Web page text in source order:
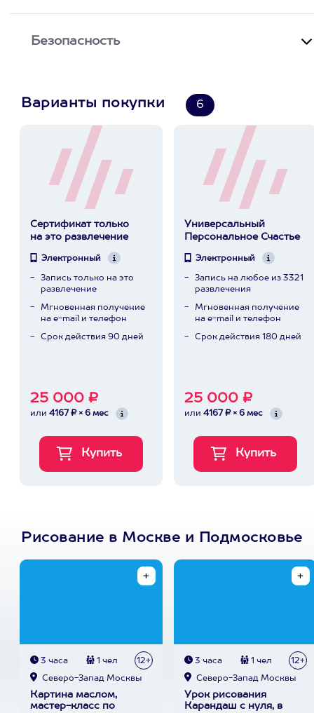
Безопасность
Варианты покупки 6
Сертификат только
на это развлечение
Электронный
Запись только на это
развлечение
Мгновенная получение
на e-mail и телефон
Срок действия 90 дней
25 000 ₽
или 4167 ₽ × 6 мес
Универсальный
Персональное Счастье
Электронный
Запись на любое из 3321
развлечения
Мгновенная получение
на e-mail и телефон
Срок действия 180 дней
25 000 ₽
или 4167 ₽ × 6 мес
Рисование в Москве и Подмосковье
3 часа 1 чел 12+
Северо-Запад Москвы
Картина маслом,
мастер-класс по
3 часа 1 чел 12+
Северо-Запад Москвы
Урок рисования
Карандаш с нуля, в